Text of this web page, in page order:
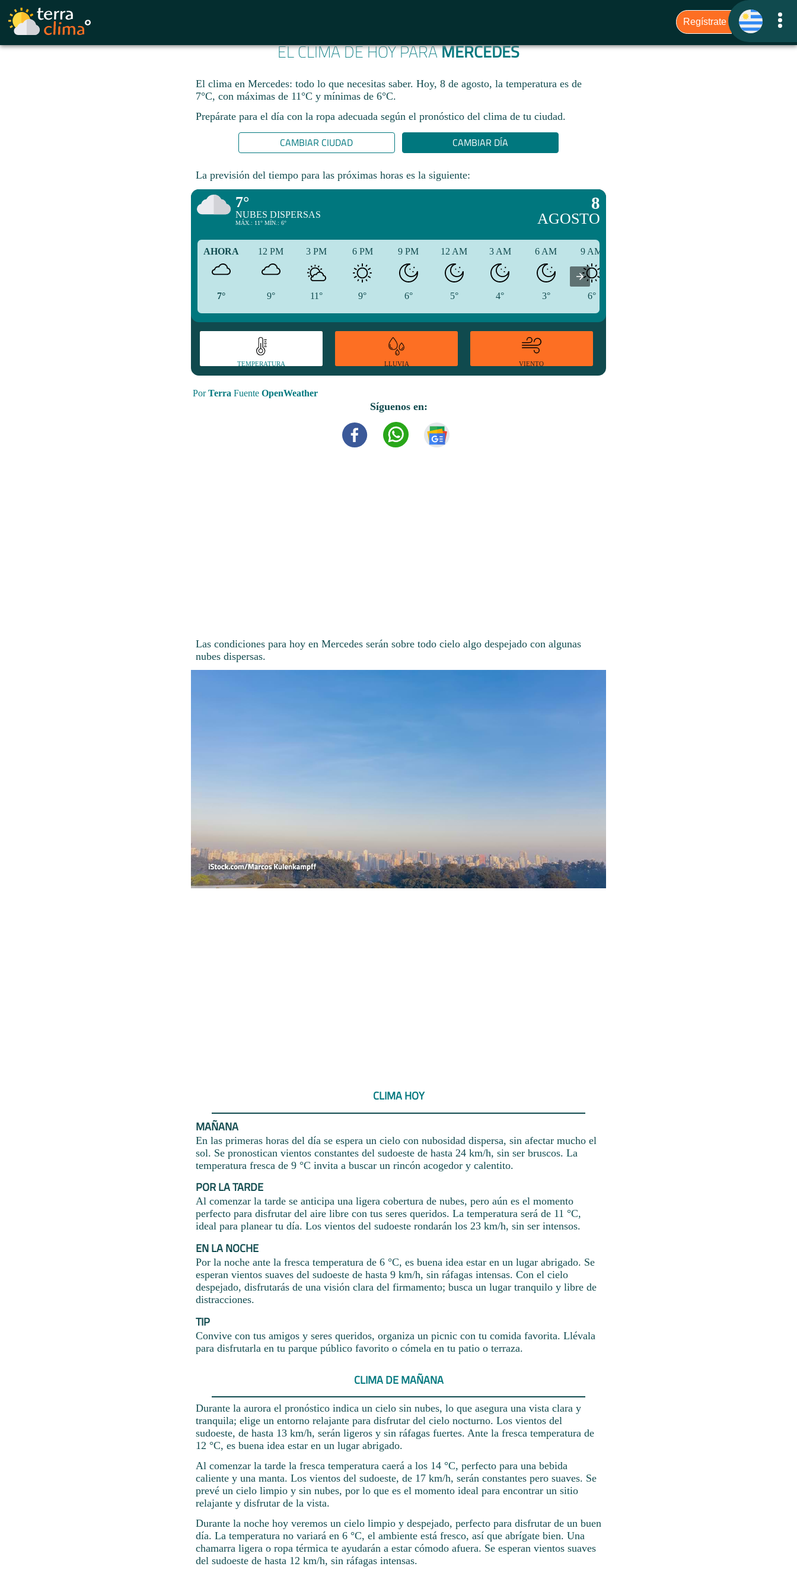
EL CLIMA DE HOY PARAMERCEDES
El clima en Mercedes: todo lo que necesitas saber. Hoy, 8 de agosto, la temperatura es de
7°C, con máximas de 11°C y mínimas de 6°C.
Prepárate para el día con la ropa adecuada según el pronóstico del clima de tu ciudad.​
CAMBIAR CIUDAD CAMBIAR DÍA
La previsión del tiempo para las próximas horas es la siguiente:
7°
NUBES DISPERSAS
MÁX.: 11° MÍN.: 6°
8
AGOSTO
AHORA
7°
12 PM
9°
3 PM
11°
6 PM
9°
9 PM
6°
12 AM
5°
3 AM
4°
6 AM
3°
9 AM
6°
TEMPERATURA LLUVIA VIENTO
PorTerra Fuente OpenWeather
Síguenos en:
Las condiciones para hoy en Mercedes serán sobre todo cielo algo despejado con algunas
nubes dispersas.
CLIMA HOY
MAÑANA
En las primeras horas del día se espera un cielo con nubosidad dispersa, sin afectar mucho el
sol. Se pronostican vientos constantes del sudoeste de hasta 24 km/h, sin ser bruscos. La
temperatura fresca de 9 °C invita a buscar un rincón acogedor y calentito.
POR LA TARDE
Al comenzar la tarde se anticipa una ligera cobertura de nubes, pero aún es el momento
perfecto para disfrutar del aire libre con tus seres queridos. La temperatura será de 11 °C,
ideal para planear tu día. Los vientos del sudoeste rondarán los 23 km/h, sin ser intensos.
EN LA NOCHE
Por la noche ante la fresca temperatura de 6 °C, es buena idea estar en un lugar abrigado. Se
esperan vientos suaves del sudoeste de hasta 9 km/h, sin ráfagas intensas. Con el cielo
despejado, disfrutarás de una visión clara del firmamento; busca un lugar tranquilo y libre de
distracciones.
TIP
Convive con tus amigos y seres queridos, organiza un picnic con tu comida favorita. Llévala
para disfrutarla en tu parque público favorito o cómela en tu patio o terraza.
CLIMA DE MAÑANA
Durante la aurora el pronóstico indica un cielo sin nubes, lo que asegura una vista clara y
tranquila; elige un entorno relajante para disfrutar del cielo nocturno. Los vientos del
sudoeste, de hasta 13 km/h, serán ligeros y sin ráfagas fuertes. Ante la fresca temperatura de
12 °C, es buena idea estar en un lugar abrigado.
Al comenzar la tarde la fresca temperatura caerá a los 14 °C, perfecto para una bebida
caliente y una manta. Los vientos del sudoeste, de 17 km/h, serán constantes pero suaves. Se
prevé un cielo limpio y sin nubes, por lo que es el momento ideal para encontrar un sitio
relajante y disfrutar de la vista.
Durante la noche hoy veremos un cielo limpio y despejado, perfecto para disfrutar de un buen
día. La temperatura no variará en 6 °C, el ambiente está fresco, así que abrígate bien. Una
chamarra ligera o ropa térmica te ayudarán a estar cómodo afuera. Se esperan vientos suaves
del sudoeste de hasta 12 km/h, sin ráfagas intensas.